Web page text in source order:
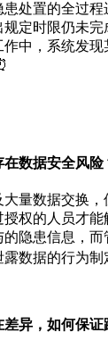
处置的全过
定时限仍未
中，系统发
数据安全风险
量数据交换
权的人员才
隐患信息，
数据的行为
异，如何保